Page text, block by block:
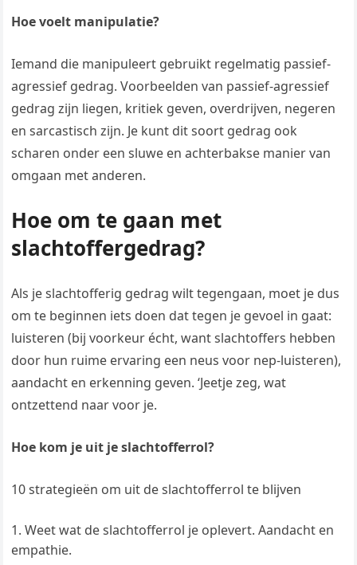
Hoe voelt manipulatie?
Iemand die manipuleert gebruikt regelmatig passief-
agressief gedrag. Voorbeelden van passief-agressief
gedrag zijn liegen, kritiek geven, overdrijven, negeren
en sarcastisch zijn. Je kunt dit soort gedrag ook
scharen onder een sluwe en achterbakse manier van
omgaan met anderen.
Hoe om te gaan met
slachtoffergedrag?
Als je slachtofferig gedrag wilt tegengaan, moet je dus
om te beginnen iets doen dat tegen je gevoel in gaat:
luisteren (bij voorkeur écht, want slachtoffers hebben
door hun ruime ervaring een neus voor nep-luisteren),
aandacht en erkenning geven. ‘Jeetje zeg, wat
ontzettend naar voor je.
Hoe kom je uit je slachtofferrol?
10 strategieën om uit de slachtofferrol te blijven
Weet wat de slachtofferrol je oplevert. Aandacht en
empathie.